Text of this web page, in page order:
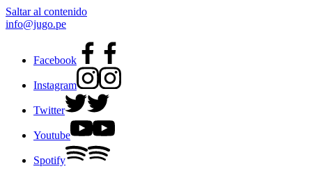
Saltar al contenido
info@jugo.pe
Facebook
Instagram
Twitter
Youtube
Spotify